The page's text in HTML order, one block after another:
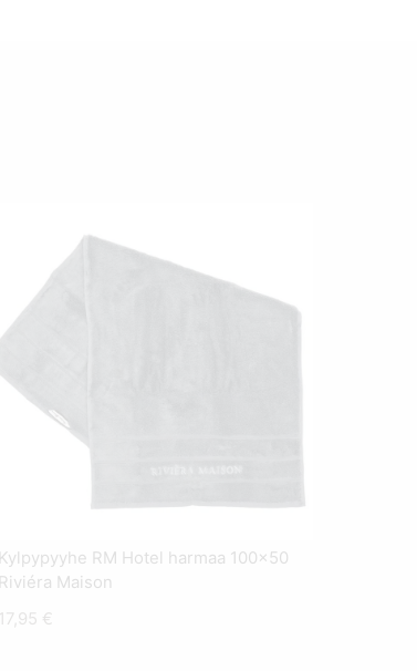
Kylpypyyhe RM Hotel harmaa 100x50
Riviéra Maison
17,95 €